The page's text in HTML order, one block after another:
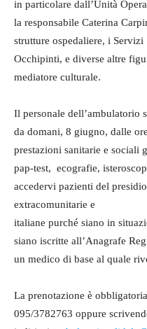
in particolare dall’Unità
la responsabile Caterina
strutture ospedaliere, i
Occhipinti, e diverse altre
mediatore culturale.
Il personale dell’ambulatorio
da domani, 8 giugno, dalle
prestazioni sanitarie e sociali
pap-test, ecografie,
accedervi pazienti del
extracomunitarie e
italiane purché siano in
siano iscritte all’Anagrafe
un medico di base al quale
La prenotazione è
095/3782763 oppure